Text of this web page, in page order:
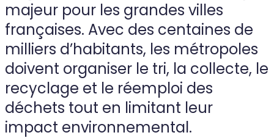
majeur pour les grandes villes
françaises. Avec des centaines de
milliers d’habitants, les métropoles
doivent organiser le tri, la collecte, le
recyclage et le réemploi des
déchets tout en limitant leur
impact environnemental.